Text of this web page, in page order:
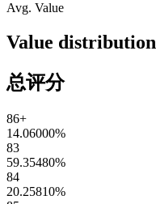
Avg. Value
Value distribution
总评分
86+
14.06000%
83
59.35480%
84
20.25810%